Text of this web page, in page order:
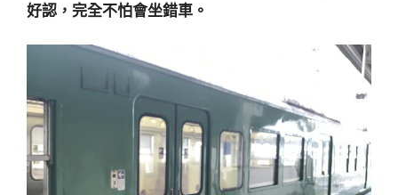
好認，完全不怕會坐錯車。